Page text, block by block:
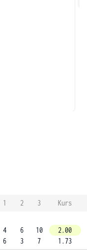
1 2 3
Kurs
4
6
6
3
10
7
2.00
1.73